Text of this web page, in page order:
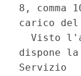
8,
carico
Visto
dispone
Servizio